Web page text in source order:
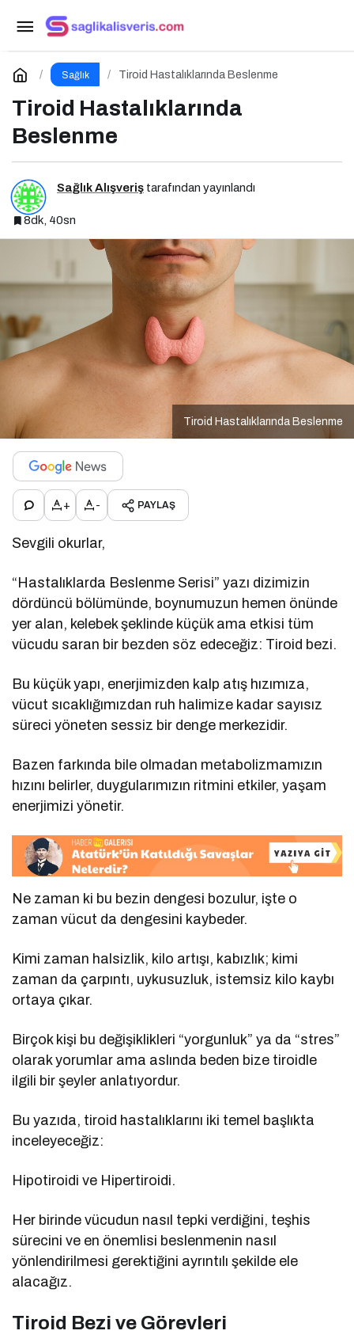
Sağlık Tiroid Hastalıklarında Beslenme
Tiroid Hastalıklarında
Beslenme
Sağlık Alışveriş tarafından yayınlandı
8dk, 40sn
Tiroid Hastalıklarında Beslenme
+ - PAYLAŞ
Sevgili okurlar,
“Hastalıklarda Beslenme Serisi” yazı dizimizin
dördüncü bölümünde, boynumuzun hemen önünde
yer alan, kelebek şeklinde küçük ama etkisi tüm
vücudu saran bir bezden söz edeceğiz: Tiroid bezi.
Bu küçük yapı, enerjimizden kalp atış hızımıza,
vücut sıcaklığımızdan ruh halimize kadar sayısız
süreci yöneten sessiz bir denge merkezidir.
Bazen farkında bile olmadan metabolizmamızın
hızını belirler, duygularımızın ritmini etkiler, yaşam
enerjimizi yönetir.
Ne zaman ki bu bezin dengesi bozulur, işte o
zaman vücut da dengesini kaybeder.
Kimi zaman halsizlik, kilo artışı, kabızlık; kimi
zaman da çarpıntı, uykusuzluk, istemsiz kilo kaybı
ortaya çıkar.
Birçok kişi bu değişiklikleri “yorgunluk” ya da “stres”
olarak yorumlar ama aslında beden bize tiroidle
ilgili bir şeyler anlatıyordur.
Bu yazıda, tiroid hastalıklarını iki temel başlıkta
inceleyeceğiz:
Hipotiroidi ve Hipertiroidi.
Her birinde vücudun nasıl tepki verdiğini, teşhis
sürecini ve en önemlisi beslenmenin nasıl
yönlendirilmesi gerektiğini ayrıntılı şekilde ele
alacağız.
Tiroid Bezi ve Görevleri
Yüksek Kolesterol ve Beslenmenin Önemi
Yorum Yap